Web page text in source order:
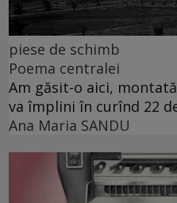
piese de schimb
Poema centralei
Am găsit-o aici,
va împlini în curînd 22
Ana Maria SANDU